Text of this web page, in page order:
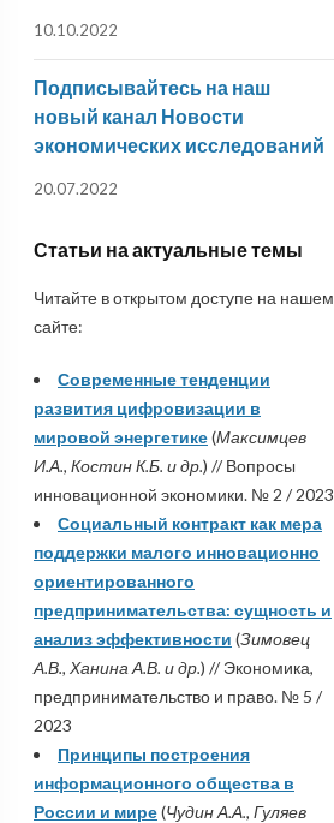
10.10.2022
Подписывайтесь на наш
новый канал Новости
экономических исследований
20.07.2022
Статьи на актуальные темы
Читайте в открытом доступе на нашем
сайте:
Современные тенденции
развития цифровизации в
мировой энергетике(Максимцев
И.А., Костин К.Б. и др.) // Вопросы
инновационной экономики. № 2 / 2023
Социальный контракт как мера
поддержки малого инновационно
ориентированного
предпринимательства: сущность и
анализ эффективности (Зимовец
А.В., Ханина А.В. и др.) // Экономика,
предпринимательство и право. № 5 /
2023
Принципы построения
информационного общества в
России и мире(Чудин А.А., Гуляев